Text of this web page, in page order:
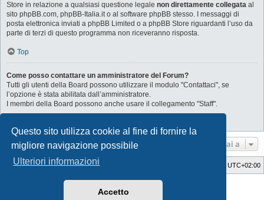
Questo sito utilizza cookie al fine di fornire la
migliore navigazione possibile
Ulteriori informazioni
Accetto
Store in relazione a qualsiasi questione legale non direttamente collegata al
sito phpBB.com, phpBB-Italia.it o al software phpBB stesso. I messaggi di
posta elettronica inviati a phpBB Limited o a phpBB Store riguardanti l’uso da
parte di terzi di questo programma non riceveranno risposta.
Top
Come posso contattare un amministratore del Forum?
Tutti gli utenti della Board possono utilizzare il modulo "Contattaci", se
l’opzione è stata abilitata dall’amministratore.
I membri della Board possono anche usare il collegamento "Staff".
Vai a
Indice UTC+02:00
GTA game
phpBB® Forum Software © phpBB Limited